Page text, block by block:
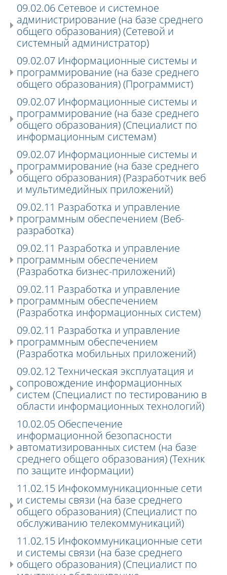
09.02.06 Сетевое и системное
администрирование (на базе среднего
общего образования) (Сетевой и
системный администратор)
09.02.07 Информационные системы и
программирование (на базе среднего
общего образования) (Программист)
09.02.07 Информационные системы и
программирование (на базе среднего
общего образования) (Специалист по
информационным системам)
09.02.07 Информационные системы и
программирование (на базе среднего
общего образования) (Разработчик веб
и мультимедийных приложений)
09.02.11 Разработка и управление
программным обеспечением (Веб-
разработка)
09.02.11 Разработка и управление
программным обеспечением
(Разработка бизнес-приложений)
09.02.11 Разработка и управление
программным обеспечением
(Разработка информационных систем)
09.02.11 Разработка и управление
программным обеспечением
(Разработка мобильных приложений)
09.02.12 Техническая эксплуатация и
сопровождение информационных
систем (Специалист по тестированию в
области информационных технологий)
10.02.05 Обеспечение
информационной безопасности
автоматизированных систем (на базе
среднего общего образования) (Техник
по защите информации)
11.02.15 Инфокоммуникационные сети
и системы связи (на базе среднего
общего образования) (Специалист по
обслуживанию телекоммуникаций)
11.02.15 Инфокоммуникационные сети
и системы связи (на базе среднего
общего образования) (Специалист по